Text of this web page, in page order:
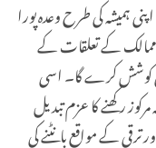
ہمیشہ کی طرح وعدہ پورا
ممالک کے تعلقات کے
کوشش کرے گا۔ اسی
رکھنے کا عزم تبدیل
کے مواقع بانٹنے کی